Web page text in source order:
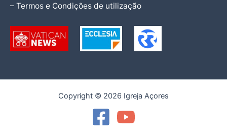
– Termos e Condições de utilização
Copyright © 2026 Igreja Açores